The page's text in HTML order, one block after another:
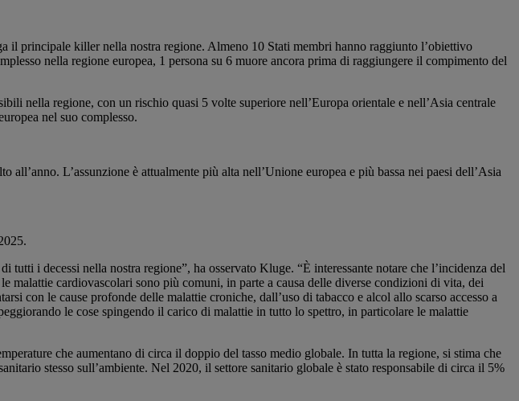
il principale killer nella nostra regione. Almeno 10 Stati membri hanno raggiunto l’obiettivo
nella regione europea, 1 persona su 6 muore ancora prima di raggiungere il compimento del
nella regione, con un rischio quasi 5 volte superiore nell’Europa orientale e nell’Asia centrale
nel suo complesso.
L’assunzione è attualmente più alta nell’Unione europea e più bassa nei paesi dell’Asia
i decessi nella nostra regione”, ha osservato Kluge. “È interessante notare che l’incidenza del
malattie cardiovascolari sono più comuni, in parte a causa delle diverse condizioni di vita, dei
con le cause profonde delle malattie croniche, dall’uso di tabacco e alcol allo scarso accesso a
le cose spingendo il carico di malattie in tutto lo spettro, in particolare le malattie
che aumentano di circa il doppio del tasso medio globale. In tutta la regione, si stima che
stesso sull’ambiente. Nel 2020, il settore sanitario globale è stato responsabile di circa il 5%